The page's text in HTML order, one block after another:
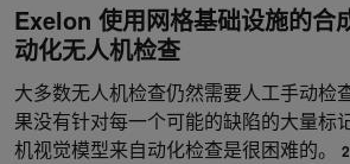
Exelon 使用网格基础设施的合
动化无人机检查
大多数无人机检查仍然需要人工手动检
果没有针对每一个可能的缺陷的大量标
机视觉模型来自动化检查是很困难的。